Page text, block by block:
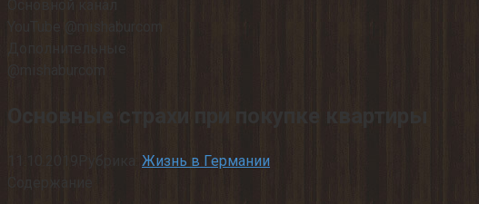
Основной канал
YouTube @mishaburcom
@mishaburcom
Основные страхи при покупке квартиры
Рубрика:
Жизнь в Германии
Содержание